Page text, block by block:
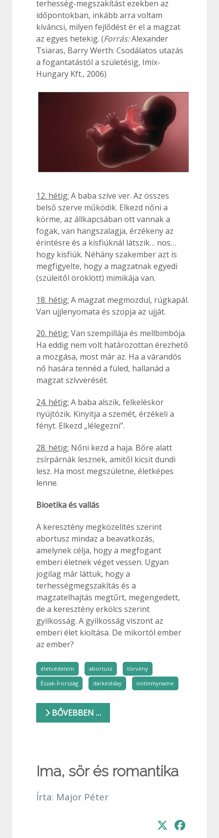
terhesség-megszakítást ezekben az
időpontokban, inkább arra voltam
kíváncsi, milyen fejlődést ér el a magzat
az egyes hetekig. (Forrás:Alexander
Tsiaras, Barry Werth: Csodálatos utazás
a fogantatástól a születésig, Imix-
Hungary Kft., 2006)
12. hétig: A baba szíve ver. Az összes
belső szerve működik. Elkezd nőni a
körme, az állkapcsában ott vannak a
fogak, van hangszalagja, érzékeny az
érintésre és a kisfiúknál látszik… nos…
hogy kisfiúk. Néhány szakember azt is
megfigyelte, hogy a magzatnak egyedi
(szüleitől öröklött) mimikája van.
18. hétig: A magzat megmozdul, rúgkapál.
Van ujjlenyomata és szopja az ujját.
20. hétig: Van szempillája és mellbimbója.
Ha eddig nem volt határozottan érezhető
a mozgása, most már az. Ha a várandós
nő hasára tennéd a füled, hallanád a
magzat szívverését.
24. hétig: A baba alszik, felkeléskor
nyújtózik. Kinyitja a szemét, érzékeli a
fényt. Elkezd „lélegezni”.
28. hétig: Nőni kezd a haja. Bőre alatt
zsírpárnák lesznek, amitől kicsit dundi
lesz. Ha most megszületne, életképes
lenne.
Bioetika és vallás
A keresztény megközelítés szerint
abortusz mindaz a beavatkozás,
amelynek célja, hogy a megfogant
emberi életnek véget vessen. Ugyan
jogilag már láttuk, hogy a
terhességmegszakítás és a
magzatelhajtás megtűrt, megengedett,
de a keresztény erkölcs szerint
gyilkosság. A gyilkosság viszont az
emberi élet kioltása. De mikortól ember
az ember?
életvédelem abortusz
törvény
Észak-Írország
darkestday notinmyname
BŐVEBBEN …
Ima, sör és romantika
Írta: Major Péter